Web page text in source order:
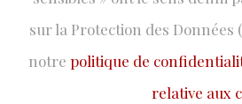
sur la Protection des Données
notre politique de
relative aux